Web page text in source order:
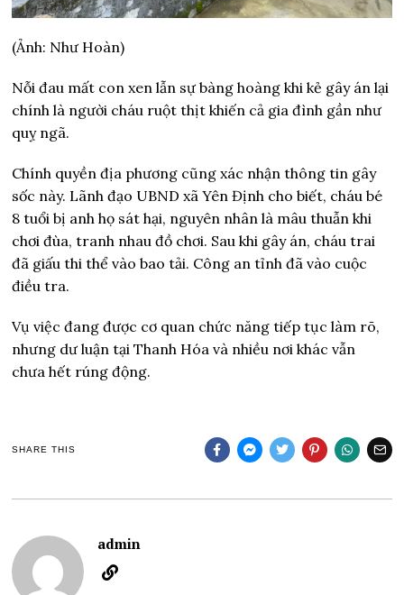
(Ảnh: Như Hoàn)
Nỗi đau mất con xen lẫn sự bàng hoàng khi kẻ gây án lại
chính là người cháu ruột thịt khiến cả gia đình gần như
quỵ ngã.
Chính quyền địa phương cũng xác nhận thông tin gây
sốc này. Lãnh đạo UBND xã Yên Định cho biết, cháu bé
8 tuổi bị anh họ sát hại, nguyên nhân là mâu thuẫn khi
chơi đùa, tranh nhau đồ chơi. Sau khi gây án, cháu trai
đã giấu thi thể vào bao tải. Công an tỉnh đã vào cuộc
điều tra.
Vụ việc đang được cơ quan chức năng tiếp tục làm rõ,
nhưng dư luận tại Thanh Hóa và nhiều nơi khác vẫn
chưa hết rúng động.
SHARE THIS
admin